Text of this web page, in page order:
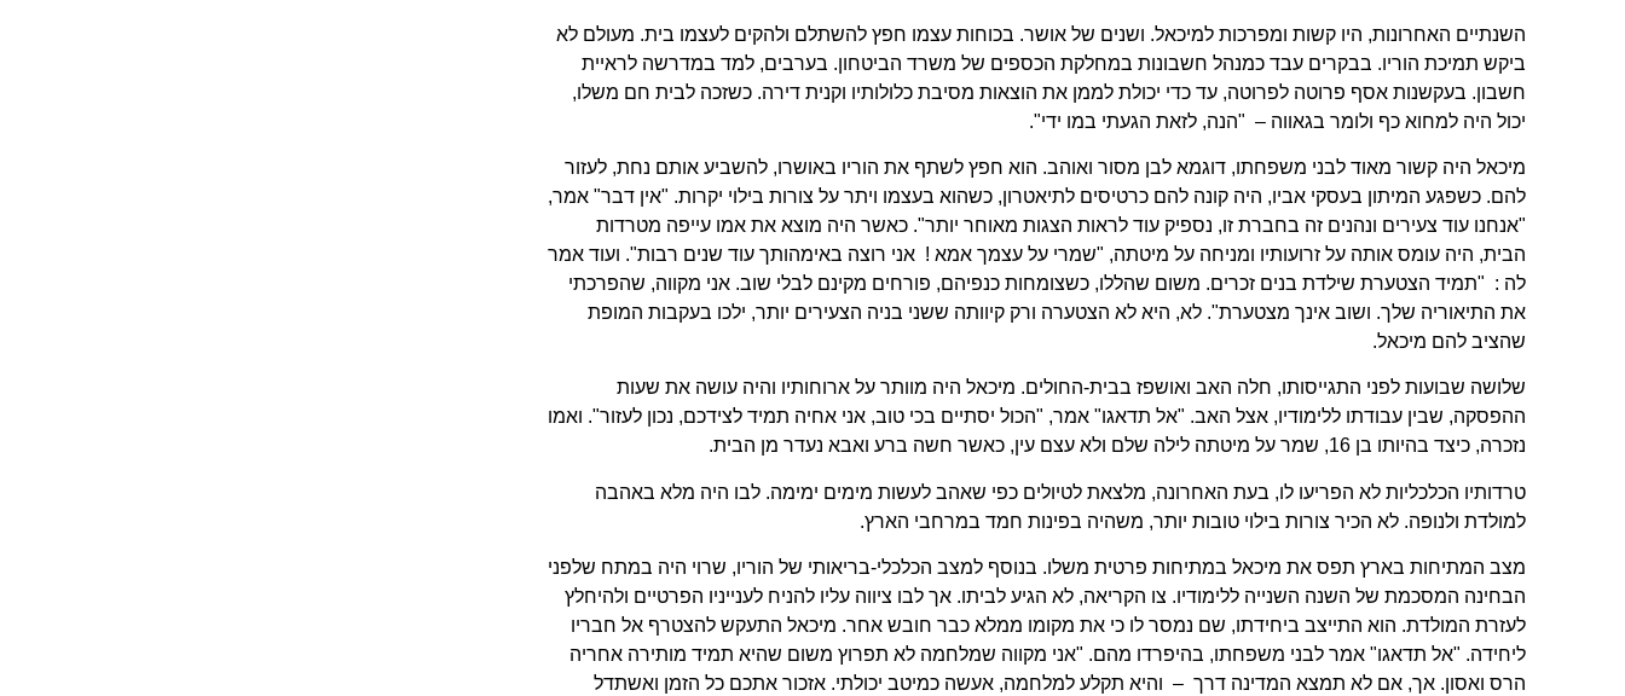
השנתיים האחרונות, היו קשות ומפרכות למיכאל. ושנים של אושר. בכוחות עצמו חפץ להשתלם ולהקים לעצמו בית. מעולם לא
ביקש תמיכת הוריו. בבקרים עבד כמנהל חשבונות במחלקת הכספים של משרד הביטחון. בערבים, למד במדרשה לראיית
חשבון. בעקשנות אסף פרוטה לפרוטה, עד כדי יכולת לממן את הוצאות מסיבת כלולותיו וקנית דירה. כשזכה לבית חם משלו,
יכול היה למחוא כף ולומר בגאווה – "הנה, לזאת הגעתי במו ידי".
מיכאל היה קשור מאוד לבני משפחתו, דוגמא לבן מסור ואוהב. הוא חפץ לשתף את הוריו באושרו, להשביע אותם נחת, לעזור
להם. כשפגע המיתון בעסקי אביו, היה קונה להם כרטיסים לתיאטרון, כשהוא בעצמו ויתר על צורות בילוי יקרות. "אין דבר" אמר,
"אנחנו עוד צעירים ונהנים זה בחברת זו, נספיק עוד לראות הצגות מאוחר יותר". כאשר היה מוצא את אמו עייפה מטרדות
הבית, היה עומס אותה על זרועותיו ומניחה על מיטתה, "שמרי על עצמך אמא ! אני רוצה באימהותך עוד שנים רבות". ועוד אמר
לה : "תמיד הצטערת שילדת בנים זכרים. משום שהללו, כשצומחות כנפיהם, פורחים מקינם לבלי שוב. אני מקווה, שהפרכתי
את התיאוריה שלך. ושוב אינך מצטערת". לא, היא לא הצטערה ורק קיוותה ששני בניה הצעירים יותר, ילכו בעקבות המופת
שהציב להם מיכאל.
שלושה שבועות לפני התגייסותו, חלה האב ואושפז בבית-החולים. מיכאל היה מוותר על ארוחותיו והיה עושה את שעות
ההפסקה, שבין עבודתו ללימודיו, אצל האב. "אל תדאגו" אמר, "הכול יסתיים בכי טוב, אני אחיה תמיד לצידכם, נכון לעזור". ואמו
נזכרה, כיצד בהיותו בן 16, שמר על מיטתה לילה שלם ולא עצם עין, כאשר חשה ברע ואבא נעדר מן הבית.
טרדותיו הכלכליות לא הפריעו לו, בעת האחרונה, מלצאת לטיולים כפי שאהב לעשות מימים ימימה. לבו היה מלא באהבה
למולדת ולנופה. לא הכיר צורות בילוי טובות יותר, משהיה בפינות חמד במרחבי הארץ.
מצב המתיחות בארץ תפס את מיכאל במתיחות פרטית משלו. בנוסף למצב הכלכלי-בריאותי של הוריו, שרוי היה במתח שלפני
הבחינה המסכמת של השנה השנייה ללימודיו. צו הקריאה, לא הגיע לביתו. אך לבו ציווה עליו להניח לענייניו הפרטיים ולהיחלץ
לעזרת המולדת. הוא התייצב ביחידתו, שם נמסר לו כי את מקומו ממלא כבר חובש אחר. מיכאל התעקש להצטרף אל חבריו
ליחידה. "אל תדאגו" אמר לבני משפחתו, בהיפרדו מהם. "אני מקווה שמלחמה לא תפרוץ משום שהיא תמיד מותירה אחריה
הרס ואסון. אך, אם לא תמצא המדינה דרך – והיא תקלע למלחמה, אעשה כמיטב יכולתי. אזכור אתכם כל הזמן ואשתדל